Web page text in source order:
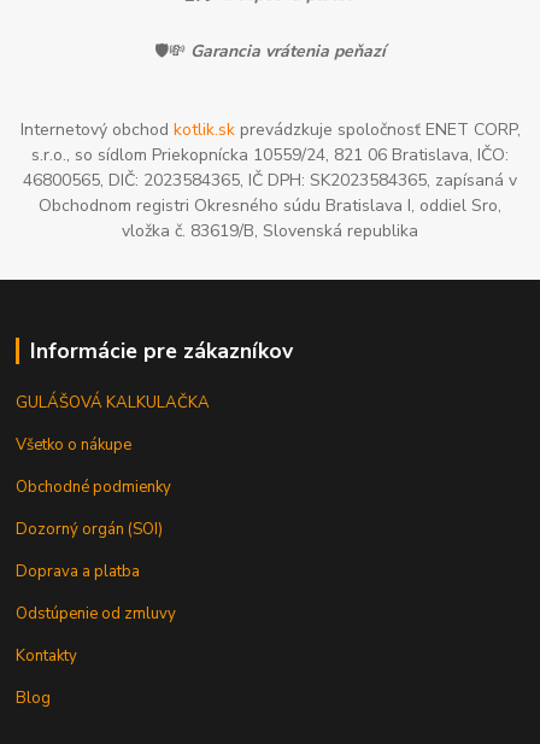
🛡️💸 Garancia vrátenia peňazí
Internetový obchod kotlik.skprevádzkuje spoločnosť ENET CORP,
s.r.o., so sídlom Priekopnícka 10559/24, 821 06 Bratislava, IČO:
46800565, DIČ: 2023584365, IČ DPH: SK2023584365, zapísaná v
Obchodnom registri Okresného súdu Bratislava I, oddiel Sro,
vložka č. 83619/B, Slovenská republika
Informácie pre zákazníkov
GULÁŠOVÁ KALKULAČKA
Všetko o nákupe
Obchodné podmienky
Dozorný orgán (SOI)
Doprava a platba
Odstúpenie od zmluvy
Kontakty
Blog